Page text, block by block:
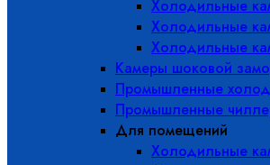
Холодильные
Холодильные
Холодильные
Камеры шоковой
Промышленные
Промышленные
Для помещений
Холодильные